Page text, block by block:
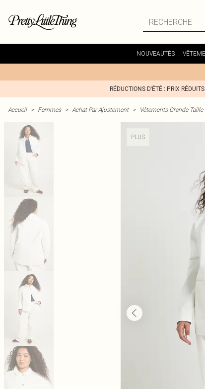
NOUVEAUTÉS
RÉDUCTIONS D'ÉTÉ : PRIX
Accueil > Femmes > Achat Par Ajustement > Vêtements Grande Taille
PLUS